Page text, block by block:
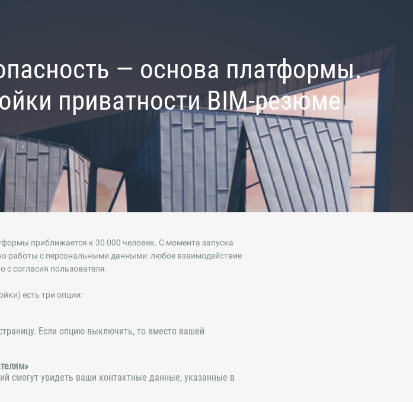
— основа платформы.
приватности BIM-резюме
приближается к 30 000 человек. С момента запуска
работы с персональными данными: любое взаимодействие
согласия пользователя.
есть три опции:
Если опцию выключить, то вместо вашей
смогут увидеть ваши контактные данные, указанные в